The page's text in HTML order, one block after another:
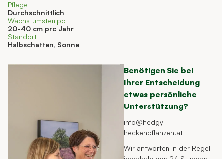
Pflege
Durchschnittlich
Wachstumstempo
20-40 cm pro Jahr
Standort
Halbschatten, Sonne
Benötigen Sie bei
Ihrer Entscheidung
etwas persönliche
Unterstützung?
info@hedgy-
heckenpflanzen.at
Wir antworten in der Regel